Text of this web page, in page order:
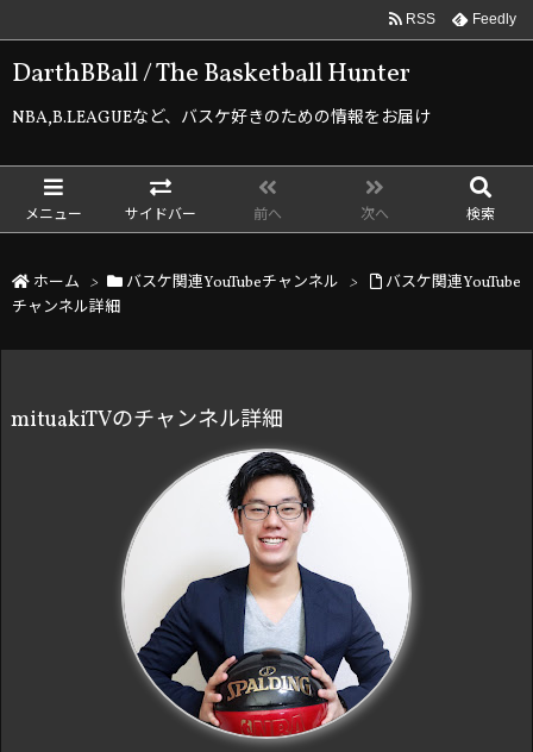
DarthBBall / The Basketball Hunter
NBA,B.LEAGUEなど、バスケ好きのための情報をお届け
メニュー サイドバー 前へ 次へ 検索
RSS Feedly
ホーム > バスケ関連YouTubeチャンネル >
バスケ関連YouTube
チャンネル詳細
mituakiTVのチャンネル詳細